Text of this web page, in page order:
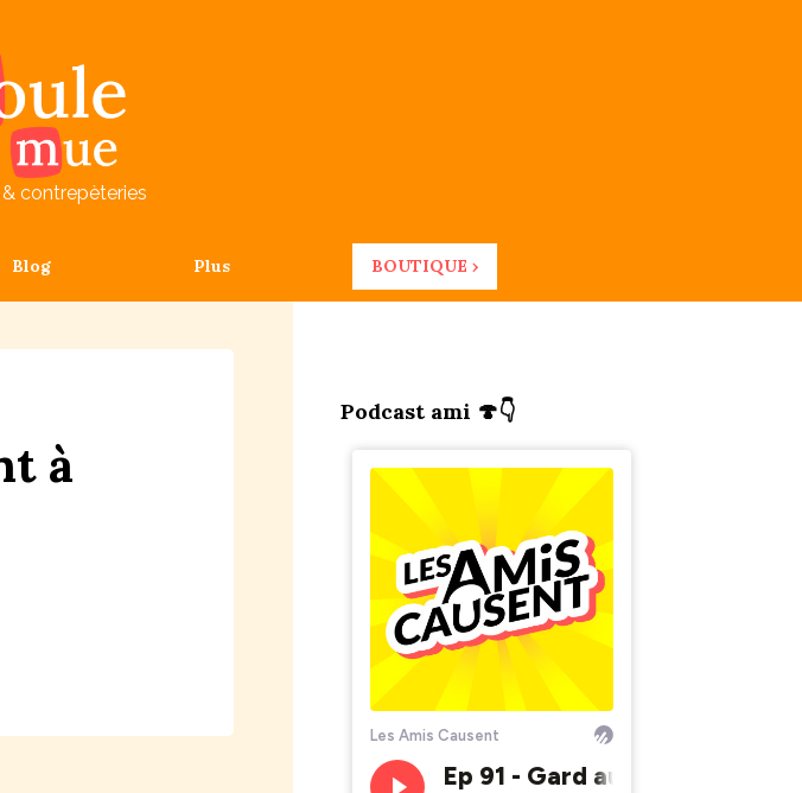
contrepèteries
Blog Plus BOUTIQUE ›
à
Podcast ami 🍄👇